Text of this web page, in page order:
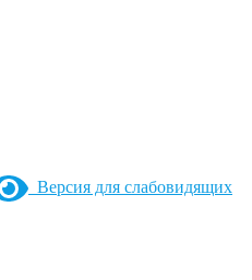
Версия для слабовидящих